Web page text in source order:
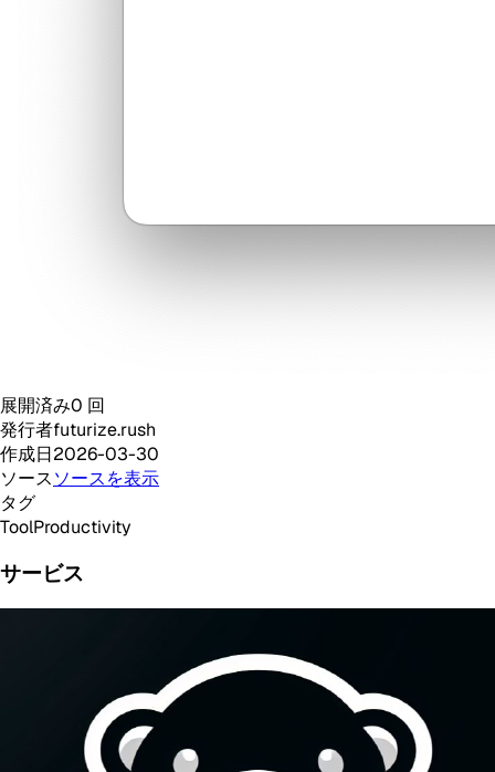
展開済み0 回
発行者futurize.rush
作成日2026-03-30
ソースソースを表示
タグ
ToolProductivity
サービス